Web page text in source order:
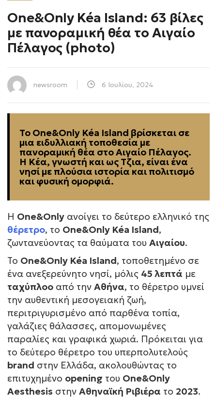
One&Only Kéa Island: 63 βίλες
με πανοραμική θέα το Αιγαίο
Πέλαγος (photo)
newsroom 6 Ιουλίου, 2024
Το One&Only Kéa Island βρίσκεται σε
μια ειδυλλιακή τοποθεσία με
πανοραμική θέα στο Αιγαίο Πέλαγος.
Η Κέα, γνωστή και ως Τζια, είναι ένα
νησί με πλούσια ιστορία και πολιτισμό
και φυσική ομορφιά.
Η One&Only ανοίγει το δεύτερο ελληνικό της
θέρετρο, το One&Only Kéa Island,
ζωντανεύοντας τα θαύματα του Αιγαίου.
Το One&Only Kéa Island, τοποθετημένο σε
ένα ανεξερεύνητο νησί, μόλις 45 λεπτά με
ταχύπλοο από την Αθήνα, το θέρετρο υμνεί
την αυθεντική μεσογειακή ζωή,
περιτριγυρισμένο από παρθένα τοπία,
γαλάζιες θάλασσες, απομονωμένες
παραλίες και γραφικά χωριά. Πρόκειται για
το δεύτερο θέρετρο του υπερπολυτελούς
brand στην Ελλάδα, ακολουθώντας το
επιτυχημένο opening του One&Only
Aesthesis στην Αθηναϊκή Ριβιέρα το 2023.